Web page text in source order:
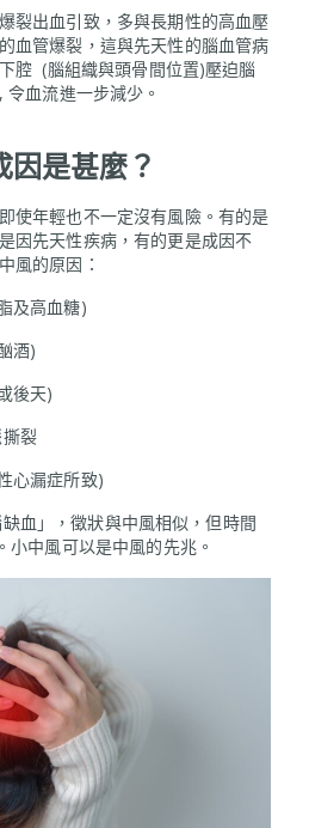
裂出血引致，多與長期性的高血壓
血管爆裂，這與先天性的腦血管病
腔 (腦組織與頭骨間位置)壓迫腦
血流進一步減少。
因是甚麼？
使年輕也不一定沒有風險。有的是
因先天性疾病，有的更是成因不
風的原因：
及高血糖)
酒)
後天)
裂
心漏症所致)
血」，徵狀與中風相似，但時間
中風可以是中風的先兆。